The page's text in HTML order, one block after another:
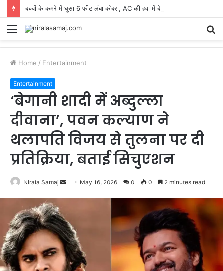
Menu
Home / Entertainment
Entertainment
‘बेगानी शादी में अब्दुल्ला
दीवाना’, पवन कल्याण ने
थलापति विजय से तुलना पर दी
प्रतिक्रिया, बताई सिचुएशन
Nirala Samaj
Send May 16, 2026 0 0 2 minutes read